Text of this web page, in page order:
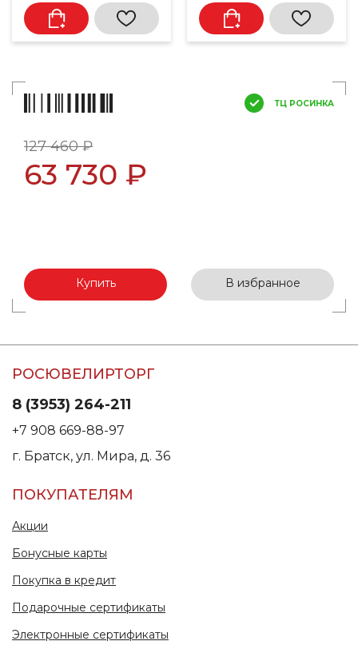
ТЦ РОСИНКА
127 460 ₽
63 730 ₽
Купить В избранное
РОСЮВЕЛИРТОРГ
8 (3953) 264-211
+7 908 669-88-97
г. Братск, ул. Мира, д. 36
ПОКУПАТЕЛЯМ
Акции
Бонусные карты
Покупка в кредит
Подарочные сертификаты
Электронные сертификаты